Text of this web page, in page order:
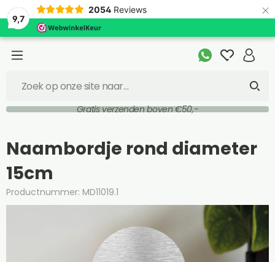
9,7
2054 Reviews ×
Gratis verzenden boven €50,-
Naambordje rond diameter
15cm
Productnummer: MD11019.1